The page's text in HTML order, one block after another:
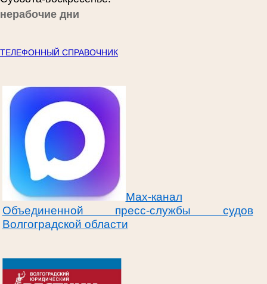
нерабочие дни
ТЕЛЕФОННЫЙ СПРАВОЧНИК
Max-канал
Объединенной пресс-службы судов
Волгоградской области